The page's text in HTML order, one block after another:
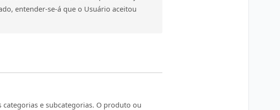
entender-se-á que o Usuário aceitou
e subcategorias. O produto ou